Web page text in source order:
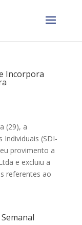
Incorpora
(29), a
Individuais (SDI-
provimento a
e excluiu a
referentes ao